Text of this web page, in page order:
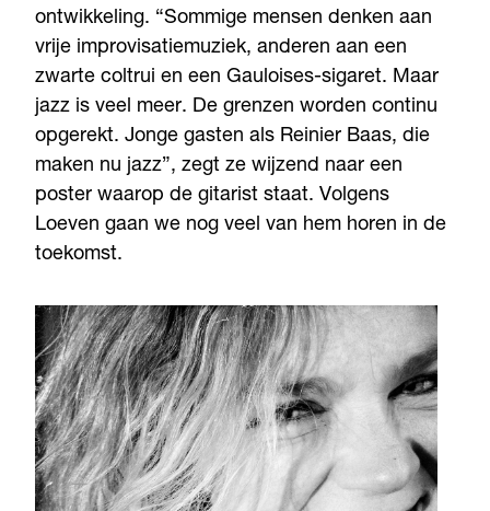
ontwikkeling. “Sommige mensen denken aan
vrije improvisatiemuziek, anderen aan een
zwarte coltrui en een Gauloises-sigaret. Maar
jazz is veel meer. De grenzen worden continu
opgerekt. Jonge gasten als Reinier Baas, die
maken nu jazz”, zegt ze wijzend naar een
poster waarop de gitarist staat. Volgens
Loeven gaan we nog veel van hem horen in de
toekomst.